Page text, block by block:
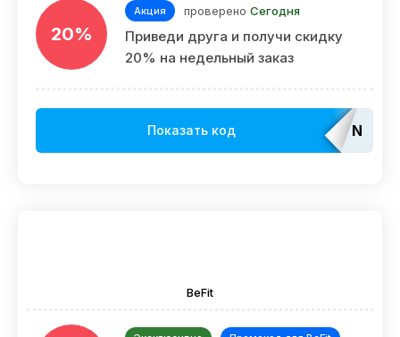
20%
Акция проверено Сегодня
Приведи друга и получи cкидку
20% на недельный заказ
Not
Показать код
BeFit